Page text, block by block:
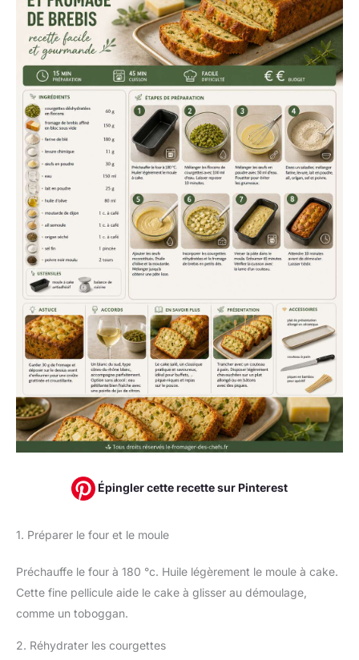
Épingler cette recette sur Pinterest
1. Préparer le four et le moule
Préchauffe le four à 180 °c. Huile légèrement le moule à cake.
Cette fine pellicule aide le cake à glisser au démoulage,
comme un toboggan.
2. Réhydrater les courgettes